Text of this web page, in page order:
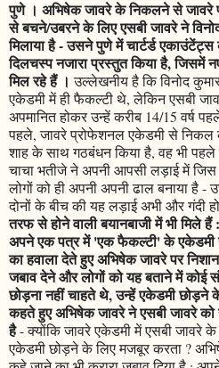
पुणे । अभिषेक जावरे के निकलने से
से बचने/उबरने के लिए एसबी जावरे ने
मिलाया है - उसने पुणे में चार्टर्ड
दिलचस्प नजारा प्रस्तुत किया है, जिसमें
मिल रहे हैं ।उल्लेखनीय है कि विनोद
एकेडमी में ही फैकल्टी थे, लेकिन एसबी
अपमानित होकर उन्हें करीब 14/15 वर्ष
पहले, जावरे प्रोफेशनल एकेडमी से निकल
शाह के साथ गठबंधन किया है, वह भी
चाचा भतीजे ने अपनी आपसी लड़ाई में
लोगों को ही अपनी अपनी ढाल बनाया है
दोनों के बीच की यह लड़ाई अभी और गंदी
तरफ से होने वाली बयानबाजी में भी मिले
अपने एक पत्र में 'एक फैकल्टी' के एकेडमी
का हवाला देते हुए अभिषेक जावरे पर
जबाव देने और लोगों को यह बताने में कोई
छोड़ना नहीं चाहते थे, उन्हें एकेडमी छोड़ने
कहते हुए अभिषेक जावरे ने एसबी जावरे
है- क्योंकि जावरे एकेडमी में एसबी जावरे
एकेडमी छोड़ने के लिए मजबूर करता ?